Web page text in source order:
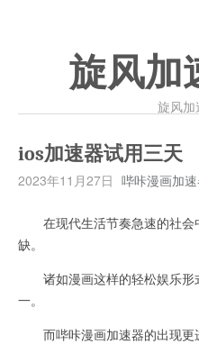
旋风加
旋风加
ios加速器试用三天
2023年11月27日 哔咔漫画加
在现代生活节奏急速的社会
缺。
诸如漫画这样的轻松娱乐形
一。
而哔咔漫画加速器的出现更